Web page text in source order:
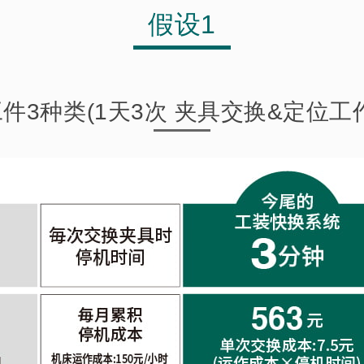
假设1
3种类(1天3次 夹具交换&定位工